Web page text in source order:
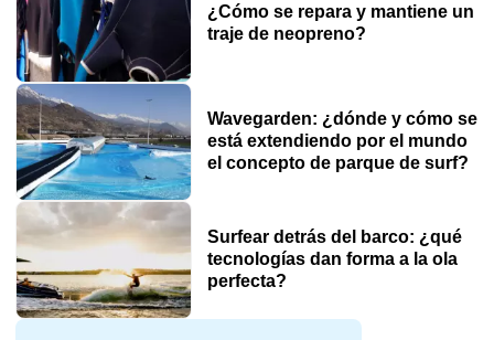
¿Cómo se repara y mantiene un
traje de neopreno?
Wavegarden: ¿dónde y cómo se
está extendiendo por el mundo
el concepto de parque de surf?
Surfear detrás del barco: ¿qué
tecnologías dan forma a la ola
perfecta?